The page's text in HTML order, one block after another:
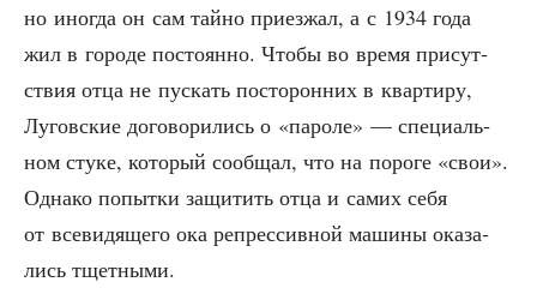
но ино­гда он сам тай­но при­ез­жал, а с 1934 года
жил в горо­де посто­ян­но. Что­бы во вре­мя при­сут­
ствия отца не пус­кать посто­рон­них в квар­ти­ру,
Лугов­ские дого­во­ри­лись о «паро­ле» — спе­ци­аль­
ном сту­ке, кото­рый сооб­щал, что на поро­ге «свои».
Одна­ко попыт­ки защи­тить отца и самих себя
от все­ви­дя­ще­го ока репрес­сив­ной маши­ны ока­за­
лись тщетными.